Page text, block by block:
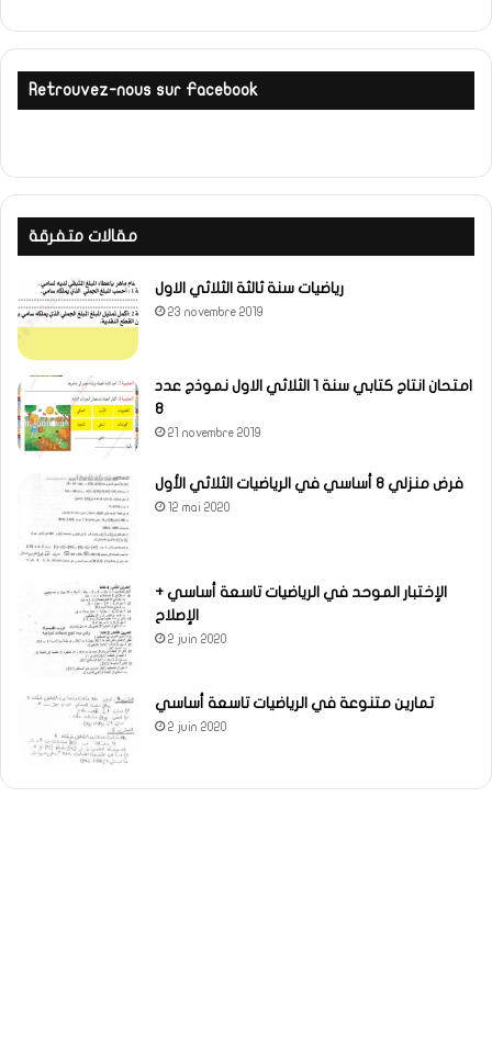
Retrouvez-nous sur Facebook
مقالات متفرقة
رياضيات سنة ثالثة الثلاثي الاول
23 novembre 2019
امتحان انتاج كتابي سنة 1 الثلاثي الاول نموذج عدد
8
21 novembre 2019
فرض منزلي 8 أساسي في الرياضيات الثلاثي الأول
12 mai 2020
الإختبار الموحد في الرياضيات تاسعة أساسي +
الإصلاح
2 juin 2020
تمارين متنوعة في الرياضيات تاسعة أساسي
2 juin 2020